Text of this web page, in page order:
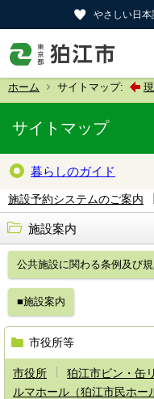
やさしい日本
ホーム サイトマップ:
サイトマップ
暮らしのガイド
施設予約システムのご案内
施設案内
公共施設に関わる条例及び規
■施設案内
市役所等
市役所 狛江市ビン・缶
ルマホール（狛江市民ホー